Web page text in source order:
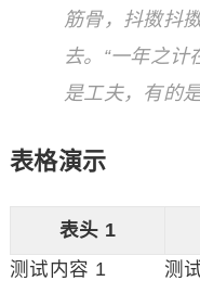
筋骨，抖擞抖
去。“一年之计
是工夫，有的
表格演示
表头 1
测试内容 1
测